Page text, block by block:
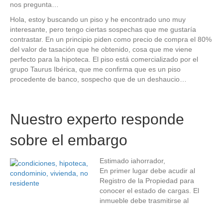
nos pregunta…
Hola, estoy buscando un piso y he encontrado uno muy
interesante, pero tengo ciertas sospechas que me gustaría
contrastar. En un principio piden como precio de compra el 80%
del valor de tasación que he obtenido, cosa que me viene
perfecto para la hipoteca. El piso está comercializado por el
grupo Taurus Ibérica, que me confirma que es un piso
procedente de banco, sospecho que de un deshaucio…
Nuestro experto responde
sobre el embargo
Estimado iahorrador,
En primer lugar debe acudir al
Registro de la Propiedad para
conocer el estado de cargas. El
inmueble debe trasmitirse al